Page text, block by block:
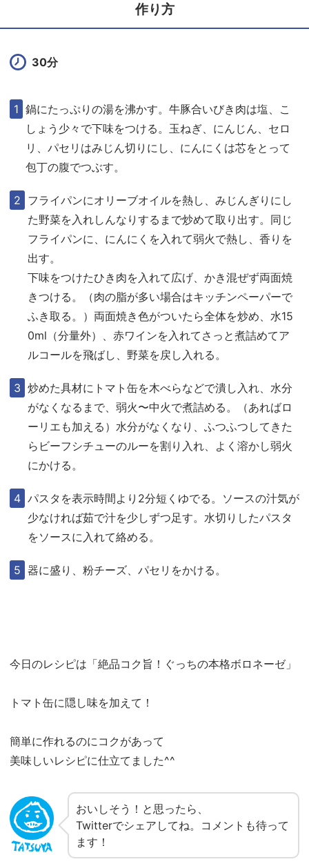
作り方
30分
鍋にたっぷりの湯を沸かす。牛豚合いびき肉は塩、こ
しょう少々で下味をつける。玉ねぎ、にんじん、セロ
リ、パセリはみじん切りにし、にんにくは芯をとって
包丁の腹でつぶす。
フライパンにオリーブオイルを熱し、みじんぎりにし
た野菜を入れしんなりするまで炒めて取り出す。同じ
フライパンに、にんにくを入れて弱火で熱し、香りを
出す。
下味をつけたひき肉を入れて広げ、かき混ぜず両面焼
きつける。（肉の脂が多い場合はキッチンペーパーで
ふき取る。）両面焼き色がついたら全体を炒め、水15
0ml（分量外）、赤ワインを入れてさっと煮詰めてア
ルコールを飛ばし、野菜を戻し入れる。
炒めた具材にトマト缶を木べらなどで潰し入れ、水分
がなくなるまで、弱火〜中火で煮詰める。（あればロ
ーリエも加える）水分がなくなり、ふつふつしてきた
らビーフシチューのルーを割り入れ、よく溶かし弱火
にかける。
パスタを表示時間より2分短くゆでる。ソースの汁気が
少なければ茹で汁を少しずつ足す。水切りしたパスタ
をソースに入れて絡める。
器に盛り、粉チーズ、パセリをかける。
今日のレシピは「絶品コク旨！ぐっちの本格ボロネーゼ」
トマト缶に隠し味を加えて！
簡単に作れるのにコクがあって
美味しいレシピに仕立てました^^
おいしそう！と思ったら、
Twitterでシェアしてね。コメントも待って
ます！